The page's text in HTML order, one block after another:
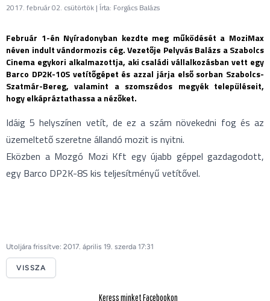
2017. február 02. csütörtök | Írta: Forgács Balázs
Február 1-én Nyíradonyban kezdte meg működését a MoziMax
néven indult vándormozis cég. Vezetője Pelyvás Balázs a Szabolcs
Cinema egykori alkalmazottja, aki családi vállalkozásban vett egy
Barco DP2K-10S vetítőgépet és azzal járja első sorban Szabolcs-
Szatmár-Bereg, valamint a szomszédos megyék településeit,
hogy elkápráztathassa a nézőket.
Idáig 5 helyszínen vetít, de ez a szám növekedni fog és az
üzemeltető szeretne állandó mozit is nyitni.
Eközben a Mozgó Mozi Kft egy újabb géppel gazdagodott,
egy Barco DP2K-8S kis teljesítményű vetítővel.
Utoljára frissítve: 2017. április 19. szerda 17:31
VISSZA
Keress minket Facebookon